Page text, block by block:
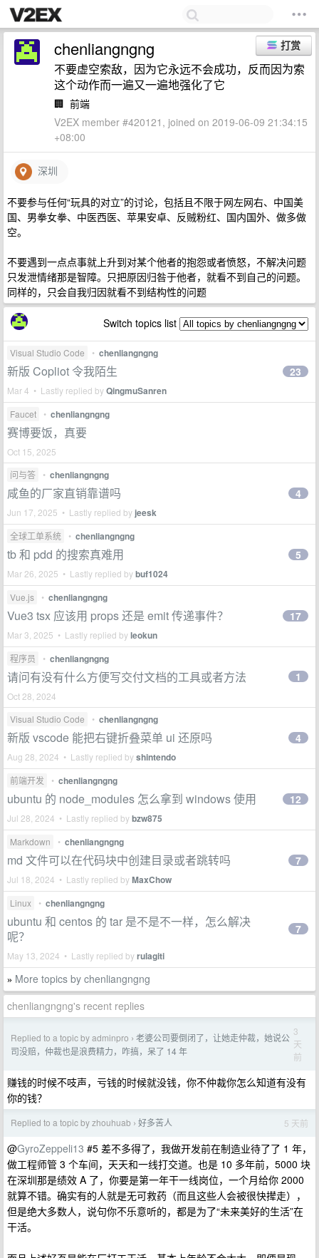
打赏
chenliangngng
不要虚空索敌，因为它永远不会成功，反而因为索
这个动作而一遍又一遍地强化了它
🏢 前端
V2EX member #420121, joined on 2019-06-09 21:34:15
+08:00
深圳
不要参与任何“玩具的对立”的讨论，包括且不限于网左网右、中国美
国、男拳女拳、中医西医、苹果安卓、反贼粉红、国内国外、做多做
空。
不要遇到一点点事就上升到对某个他者的抱怨或者愤怒，不解决问题
只发泄情绪那是智障。只把原因归咎于他者，就看不到自己的问题。
同样的，只会自我归因就看不到结构性的问题
Switch topics list
Visual Studio Code • chenliangngng
新版 Copliot 令我陌生
Mar 4 • Lastly replied byQingmuSanren
23
Faucet • chenliangngng
赛博要饭，真要
Oct 15, 2025
问与答
• chenliangngng
咸鱼的厂家直销靠谱吗
Jun 17, 2025 • Lastly replied by jeesk
4
全球工单系统 • chenliangngng
tb 和 pdd 的搜索真难用
Mar 26, 2025 • Lastly replied bybuf1024
5
Vue.js • chenliangngng
Vue3 tsx 应该用 props 还是 emit 传递事件？
Mar 3, 2025 • Lastly replied byleokun
17
程序员 • chenliangngng
请问有没有什么方便写交付文档的工具或者方法
Oct 28, 2024
1
Visual Studio Code • chenliangngng
新版 vscode 能把右键折叠菜单 ui 还原吗
Aug 28, 2024 • Lastly replied byshintendo
4
前端开发 • chenliangngng
ubuntu 的 node_modules 怎么拿到 windows 使用
Jul 28, 2024 • Lastly replied bybzw875
12
Markdown • chenliangngng
md 文件可以在代码块中创建目录或者跳转吗
Jul 18, 2024 • Lastly replied byMaxChow
7
Linux • chenliangngng
ubuntu 和 centos 的 tar 是不是不一样，怎么解决
呢？
May 13, 2024 • Lastly replied byrulagiti
7
» More topics by chenliangngng
chenliangngng's recent replies
Replied to a topic by adminpro › 老婆公司要倒闭了，让她走仲裁，她说公
司没赔，仲裁也是浪费精力，咋搞，呆了 14 年
3
天
前
赚钱的时候不吱声，亏钱的时候就没钱，你不仲裁你怎么知道有没有
你的钱？
Replied to a topic by zhouhuab › 好多苦人 5 天前
@GyroZeppeli13 #5 差不多得了，我做开发前在制造业待了了 1 年，
做工程师管 3 个车间，天天和一线打交道。也是 10 多年前，5000 块
在深圳那是绩效 A 了，你要是第一年干一线岗位，一个月给你 2000
就算不错。确实有的人就是无可救药（而且这些人会被很快撵走），
但是绝大多数人，说句你不乐意听的，都是为了“未来美好的生活”在
干活。